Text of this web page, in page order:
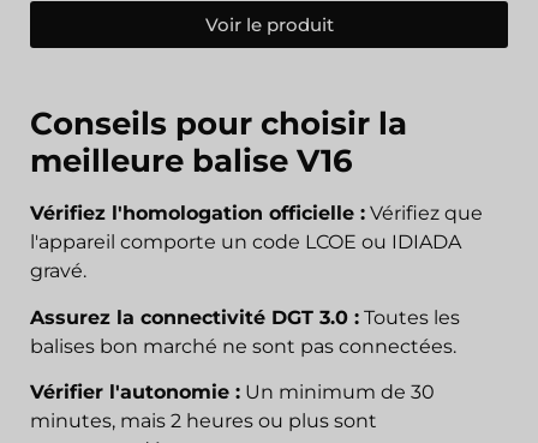
Voir le produit
Conseils pour choisir la
meilleure balise V16
Vérifiez l'homologation officielle : Vérifiez que
l'appareil comporte un code LCOE ou IDIADA
gravé.
Assurez la connectivité DGT 3.0 : Toutes les
balises bon marché ne sont pas connectées.
Vérifier l'autonomie : Un minimum de 30
minutes, mais 2 heures ou plus sont